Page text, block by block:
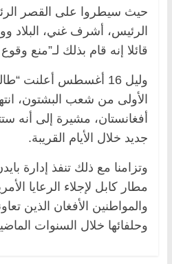
حيث سيطروا على القصر
الرئيس، أشرف غني، البلاد
قائلا إنه قام بذلك لـ”منع
وليل 16 أغسطس أعلنت
الأولى من شعب البشتون،
أفغانستان، مشيرة إلى أنه
جديد خلال الأيام القريبة.
وتزامنا مع ذلك تنفذ إدارة
مطار كابل لإجلاء الرعايا
والمواطنين الأفغان الذين
وحلفائها خلال السنوات